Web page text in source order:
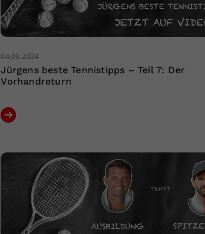
04.09.2024
Jürgens beste Tennistipps – Teil 7: Der
Vorhandreturn